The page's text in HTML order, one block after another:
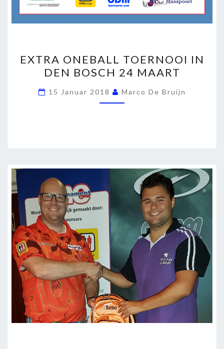
ONEBALL
TOERNOOI
IN
DEN
EXTRA ONEBALL TOERNOOI IN
DEN BOSCH 24 MAART
15 Januar 2018 Marco De Bruijn